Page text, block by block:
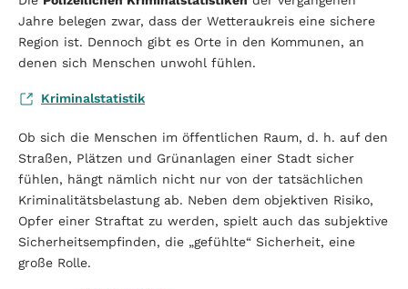
Jahre belegen zwar, dass der Wetteraukreis eine sichere
Region ist. Dennoch gibt es Orte in den Kommunen, an
denen sich Menschen unwohl fühlen.
Kriminalstatistik
Ob sich die Menschen im öffentlichen Raum, d. h. auf den
Straßen, Plätzen und Grünanlagen einer Stadt sicher
fühlen, hängt nämlich nicht nur von der tatsächlichen
Kriminalitätsbelastung ab. Neben dem objektiven Risiko,
Opfer einer Straftat zu werden, spielt auch das subjektive
Sicherheitsempfinden, die „gefühlte“ Sicherheit, eine
große Rolle.